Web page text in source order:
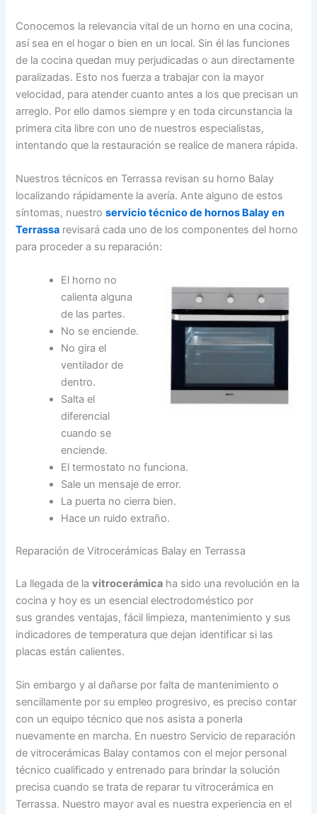
Conocemos la relevancia vital de un horno en una cocina,
así sea en el hogar o bien en un local. Sin él las funciones
de la cocina quedan muy perjudicadas o aun directamente
paralizadas. Esto nos fuerza a trabajar con la mayor
velocidad, para atender cuanto antes a los que precisan un
arreglo. Por ello damos siempre y en toda circunstancia la
primera cita libre con uno de nuestros especialistas,
intentando que la restauración se realice de manera rápida.
Nuestros técnicos en Terrassa revisan su horno Balay
localizando rápidamente la avería. Ante alguno de estos
síntomas, nuestroservicio técnico de hornos Balay en
Terrassa revisará cada uno de los componentes del horno
para proceder a su reparación:
El horno no
calienta alguna
de las partes.
No se enciende.
No gira el
ventilador de
dentro.
Salta el
diferencial
cuando se
enciende.
El termostato no funciona.
Sale un mensaje de error.
La puerta no cierra bien.
Hace un ruido extraño.
Reparación de Vitrocerámicas Balay en Terrassa
La llegada de lavitrocerámica ha sido una revolución en la
cocina y hoy es un esencial electrodoméstico por
sus grandes ventajas, fácil limpieza, mantenimiento y sus
indicadores de temperatura que dejan identificar si las
placas están calientes.
Sin embargo y al dañarse por falta de mantenimiento o
sencillamente por su empleo progresivo, es preciso contar
con un equipo técnico que nos asista a ponerla
nuevamente en marcha. En nuestro Servicio de reparación
de vitrocerámicas Balay contamos con el mejor personal
técnico cualificado y entrenado para brindar la solución
precisa cuando se trata de reparar tu vitrocerámica en
Terrassa. Nuestro mayor aval es nuestra experiencia en el